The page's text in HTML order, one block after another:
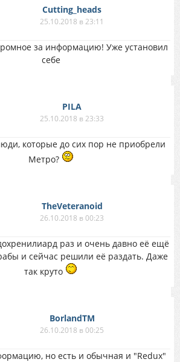
Cutting_heads
25.10.2018 в 23:11
за информацию! Уже установил
себе
PILA
25.10.2018 в 23:33
которые до сих пор не приобрели
Метро?
TheVeteranoid
26.10.2018 в 00:23
раз и очень давно её ещё
и сейчас решили её раздать. Даже
так круто
BorlandTM
26.10.2018 в 00:25
но есть и обычная и "Redux"